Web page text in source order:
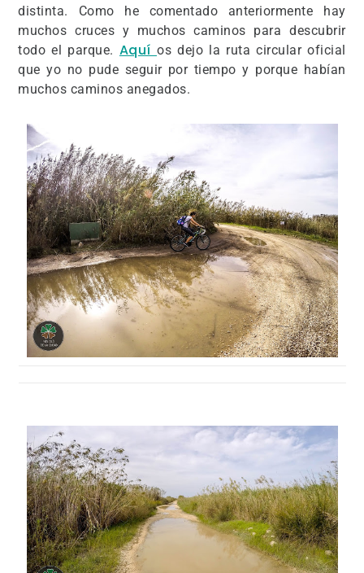
distinta. Como he comentado anteriormente hay
muchos cruces y muchos caminos para descubrir
todo el parque. Aquí os dejo la ruta circular oficial
que yo no pude seguir por tiempo y porque habían
muchos caminos anegados.